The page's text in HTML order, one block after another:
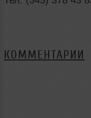
КОММЕНТАРИИ